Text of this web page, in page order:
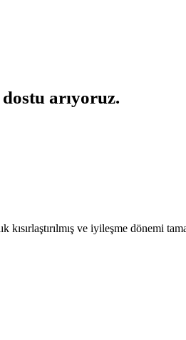
arıyoruz.
kısırlaştırılmış ve iyileşme dönemi